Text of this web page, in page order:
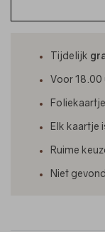
Tijdelijk
Voor
Elk kaartje
Ruime
Niet